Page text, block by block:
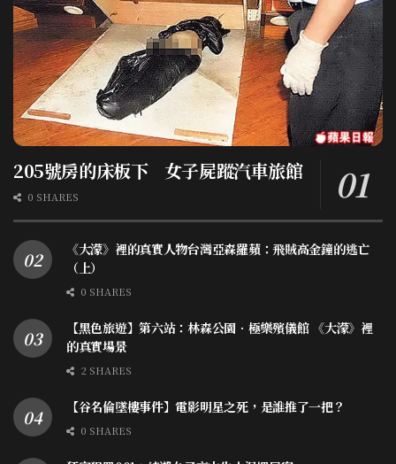
205號房的床板下 女子屍蹤汽車旅館
0 SHARES
《大濛》裡的真實人物台灣亞森羅蘋：飛賊高金鐘的逃亡
（上）
0 SHARES
【黑色旅遊】第六站：林森公園．極樂殯儀館 《大濛》裡
的真實場景
2 SHARES
【谷名倫墜樓事件】電影明星之死，是誰推了一把？
0 SHARES